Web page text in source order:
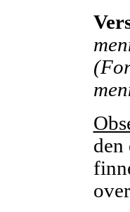
den